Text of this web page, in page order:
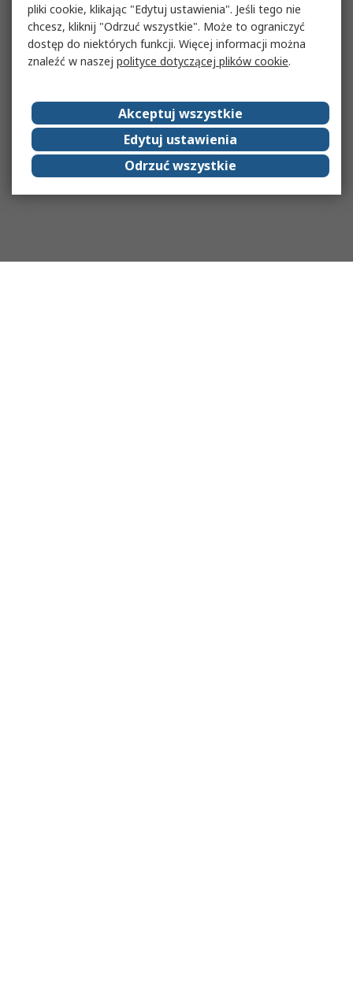
pliki cookie, klikając "Edytuj ustawienia". Jeśli tego nie
chcesz, kliknij "Odrzuć wszystkie". Może to ograniczyć
dostęp do niektórych funkcji. Więcej informacji można
znaleźć w naszej polityce dotyczącej plików cookie.
Akceptuj wszystkie
Edytuj ustawienia
Odrzuć wszystkie